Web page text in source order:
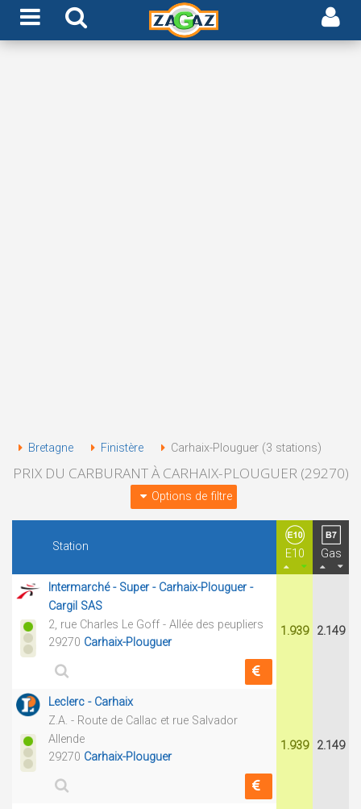
Bretagne Finistère Carhaix-Plouguer (3 stations)
PRIX DU CARBURANT À CARHAIX-PLOUGUER (29270)
Options de filtre
Station
E10 Gas
Intermarché - Super - Carhaix-Plouguer -
Cargil SAS
2, rue Charles Le Goff - Allée des peupliers
29270 Carhaix-Plouguer
1.939 2.149
Leclerc - Carhaix
Z.A. - Route de Callac et rue Salvador
Allende
29270 Carhaix-Plouguer
1.939 2.149